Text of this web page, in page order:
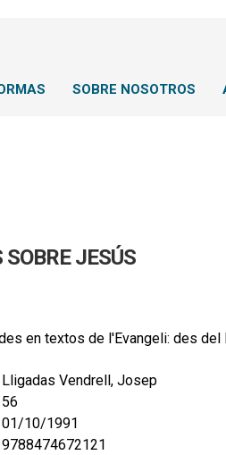
SOBRE NOSOTROS
JESÚS
en textos de l'Evangeli: des
Lligadas Vendrell, Josep
56
01/10/1991
9788474672121